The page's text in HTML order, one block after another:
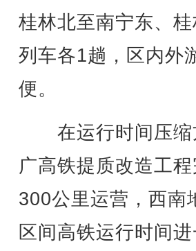
桂林北至南宁东、
列车各1趟，区内外
便。
在运行时间压缩
广高铁提质改造工
300公里运营，西南
区间高铁运行时间